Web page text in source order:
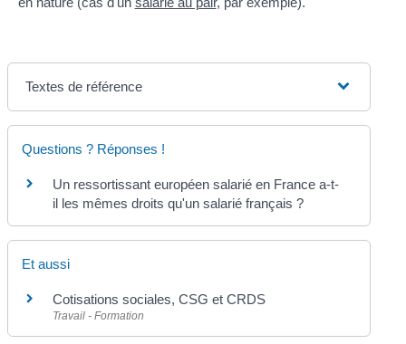
Textes de référence
Questions ? Réponses !
Un ressortissant européen salarié en France a-t-
il les mêmes droits qu'un salarié français ?
Et aussi
Cotisations sociales, CSG et CRDS
Travail - Formation